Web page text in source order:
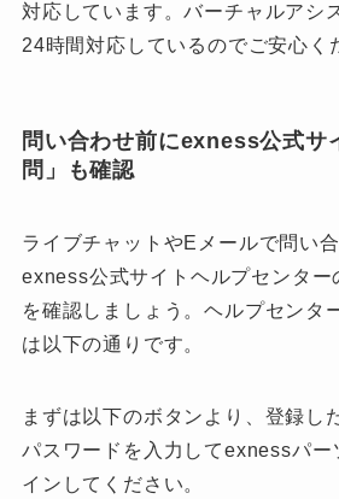
対応しています。バーチャルアシ
24時間対応しているのでご安心く
問い合わせ前にexness公式サ
問」も確認
ライブチャットやEメールで問い合
exness公式サイトヘルプセンター
を確認しましょう。ヘルプセンタ
は以下の通りです。
まずは以下のボタンより、登録し
パスワードを入力してexnessパー
インしてください。